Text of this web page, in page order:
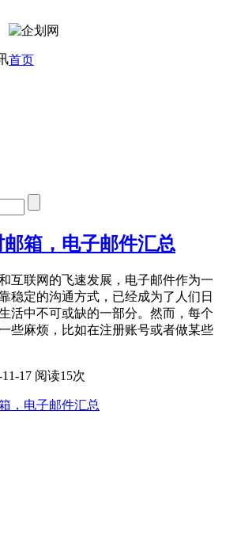
首页
箱，电子邮件汇总
互联网的飞速发展，电子邮件作为一
稳定的沟通方式，已经成为了人们日
活中不可或缺的一部分。然而，每个
些麻烦，比如在注册账号或者做某些
17 阅读15次